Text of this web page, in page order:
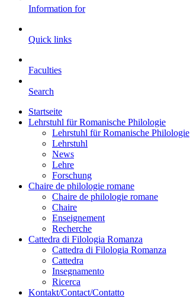
Information for
Quick links
Faculties
Search
Startseite
Lehrstuhl für Romanische Philologie
Lehrstuhl für Romanische Philologie
Lehrstuhl
News
Lehre
Forschung
Chaire de philologie romane
Chaire de philologie romane
Chaire
Enseignement
Recherche
Cattedra di Filologia Romanza
Cattedra di Filologia Romanza
Cattedra
Insegnamento
Ricerca
Kontakt/Contact/Contatto